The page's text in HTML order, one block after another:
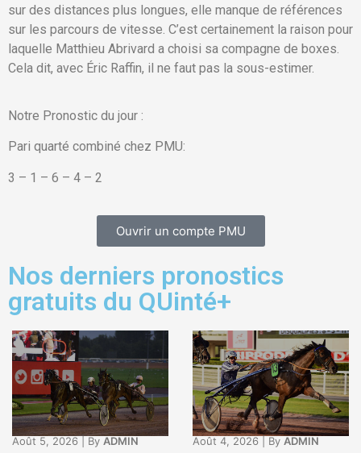
sur des distances plus longues, elle manque de références
sur les parcours de vitesse. C’est certainement la raison pour
laquelle Matthieu Abrivard a choisi sa compagne de boxes.
Cela dit, avec Éric Raffin, il ne faut pas la sous-estimer.
Notre Pronostic du jour :
Pari quarté combiné chez PMU:
3 – 1 – 6 – 4 – 2
Ouvrir un compte PMU
Nos derniers pronostics
gratuits du QUinté+
Août 5, 2026 By ADMIN Août 4, 2026 By ADMIN